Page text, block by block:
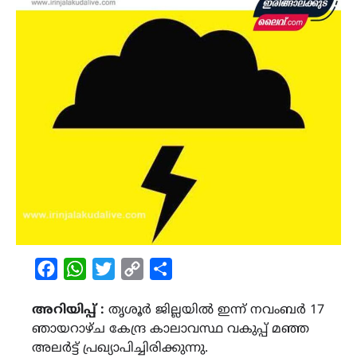
FacebookWhatsAppTwitterCopy
അറിയിപ്പ് : തൃശൂർ ജില്ലയിൽ ഇന്ന് നവംബർ 17
ഞായറാഴ്ച കേന്ദ്ര കാലാവസ്ഥ വകുപ്പ് മഞ്ഞ
അലർട്ട് പ്രഖ്യാപിച്ചിരിക്കുന്നു.